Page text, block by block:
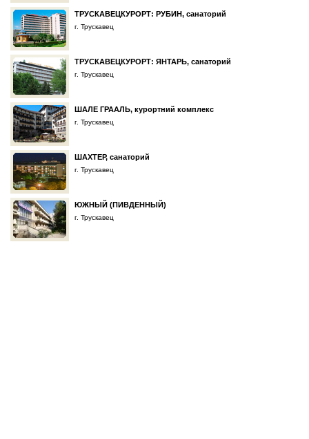
ТРУСКАВЕЦКУРОРТ: РУБИН, санаторий
г. Трускавец
ТРУСКАВЕЦКУРОРТ: ЯНТАРЬ, санаторий
г. Трускавец
ШАЛЕ ГРААЛЬ, курортний комплекс
г. Трускавец
ШАХТЕР, санаторий
г. Трускавец
ЮЖНЫЙ (ПИВДЕННЫЙ)
г. Трускавец